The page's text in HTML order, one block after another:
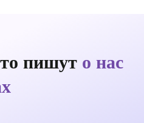
пишут о нас